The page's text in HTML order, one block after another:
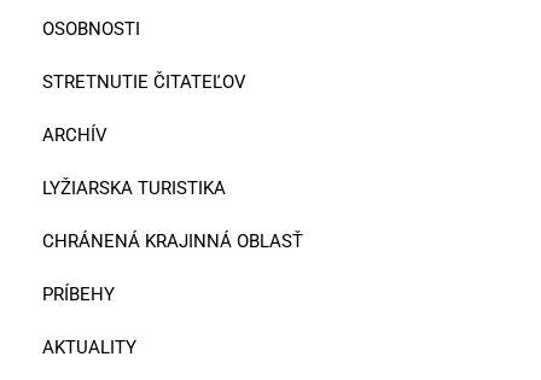
OSOBNOSTI
STRETNUTIE ČITATEĽOV
ARCHÍV
LYŽIARSKA TURISTIKA
CHRÁNENÁ KRAJINNÁ OBLASŤ
PRÍBEHY
AKTUALITY